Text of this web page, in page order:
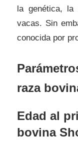
la genética, la
vacas. Sin
conocida por
raza
Edad al
bovina